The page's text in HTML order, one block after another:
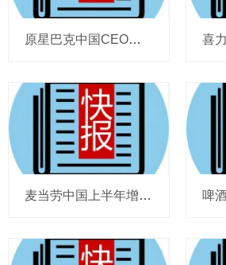
原星巴克中国CEO蔡德粦掌舵恒隆，百胜中国完成必胜客内地所有权收购，泸溪河迎来反转，帝亚吉欧裁减岗位计划发布，秋天第一杯奶茶爆单
麦当劳中国上半年增至8114家，达能CEO称现阶段更具进攻性，“小酒馆”海伦司盈警，现代牧业完成收购中国圣牧股权，茶颜悦色合肥首店开业